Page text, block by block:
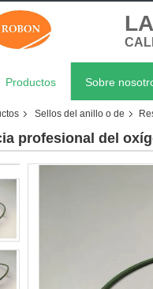
Productos Sobre
Sellos del anillo o de
profesional del